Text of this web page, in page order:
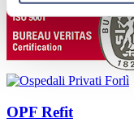
OPF Refit